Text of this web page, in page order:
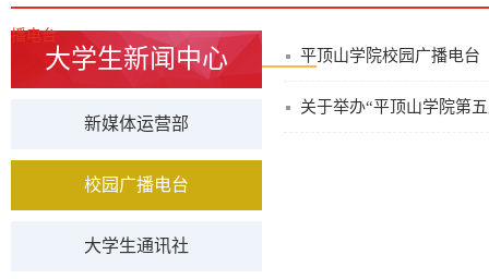
播电台
大学生新闻中心
新媒体运营部
校园广播电台
大学生通讯社
平顶山学院校园广播电台
关于举办“平顶山学院第